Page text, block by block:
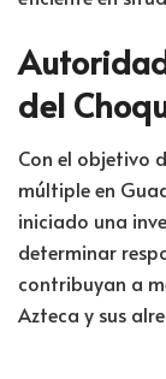
del
Con el objetivo
múltiple en
iniciado una
determinar
contribuyan a
Azteca y sus